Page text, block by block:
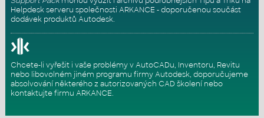
Helpdesk serveru společnosti ARKANCE - doporučenou součást
dodávek produktů Autodesk.
Chcete-li vyřešit i vaše problémy v AutoCADu, Inventoru, Revitu
nebo libovolném jiném programu firmy Autodesk, doporučujeme
absolvování některého z autorizovaných CAD školenínebo
kontaktujte firmu ARKANCE.